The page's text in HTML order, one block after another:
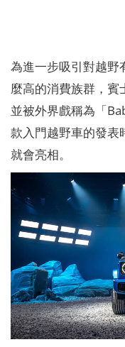
為進一步吸引對越野
麼高的消費族群，賓
並被外界戲稱為「
款入門越野車的發表
就會亮相。